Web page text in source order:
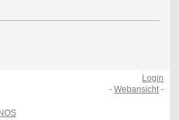
Login
-Webansicht-